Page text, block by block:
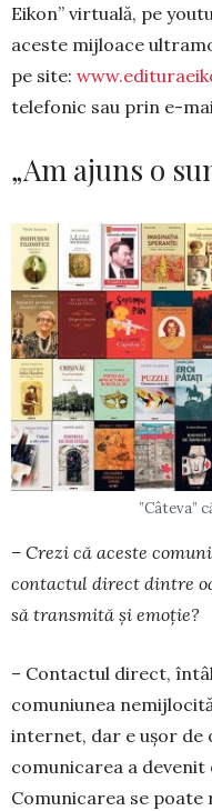
Eikon” virtuală, pe
aceste mijloace
pe site:
telefonic sau prin e-
„Am ajuns o
”Câteva”
– Crezi că aceste
contactul direct dintre
să transmită și emoție?
– Contactul direct,
comuniunea
internet, dar e ușor de
comunicarea a devenit
Comunicarea se poate